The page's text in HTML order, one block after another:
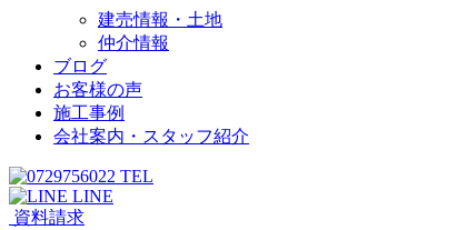
建売情報・土地
仲介情報
ブログ
お客様の声
施工事例
会社案内・スタッフ紹介
TEL
LINE
資料請求